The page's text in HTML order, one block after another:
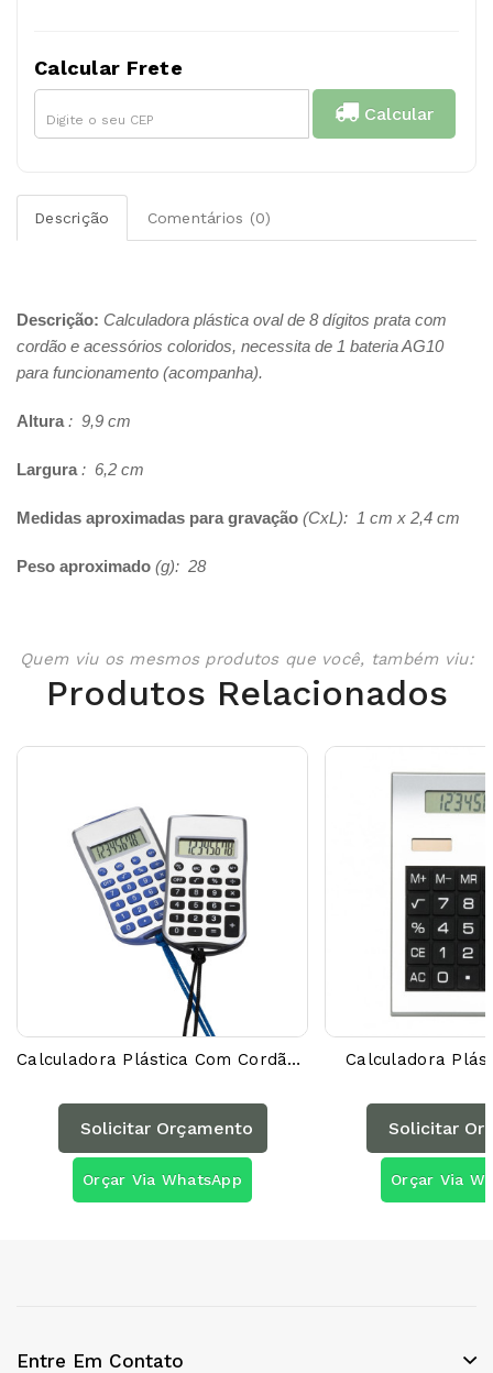
Calcular Frete
Calcular
Descrição Comentários (0)
Descrição: Calculadora plástica oval de 8 dígitos prata com
cordão e acessórios coloridos, necessita de 1 bateria AG10
para funcionamento (acompanha).
Altura : 9,9 cm
Largura : 6,2 cm
Medidas aproximadas para gravação (CxL): 1 cm x 2,4 cm
Peso aproximado (g): 28
Quem viu os mesmos produtos que você, também viu:
Produtos Relacionados
Calculadora Plástica Com Cordão 01648AG
Solicitar Orçamento
Orçar Via WhatsApp
Calculadora
Solicitar
Orçar Via
Entre Em Contato